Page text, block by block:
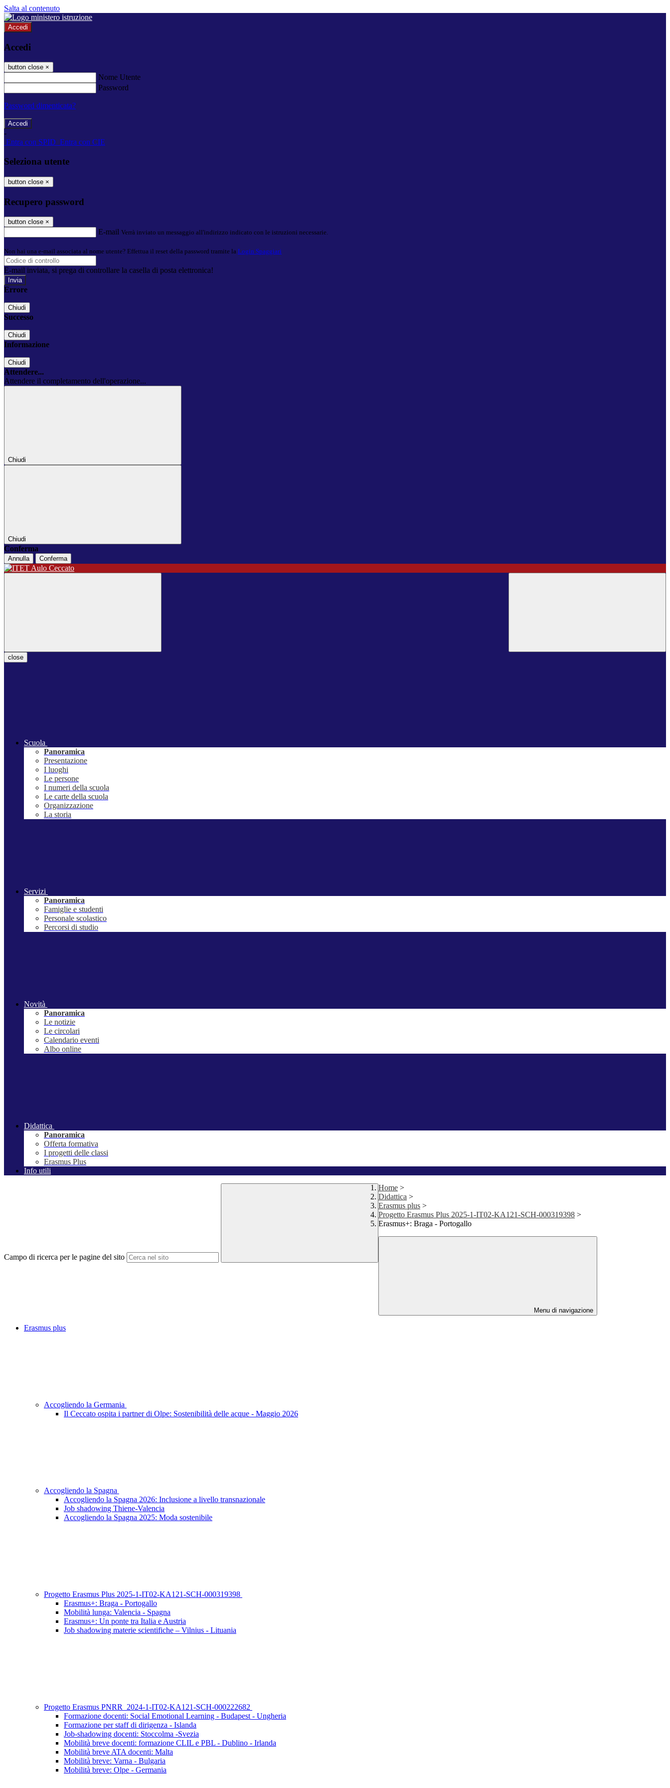
Salta al contenuto
Accedi
Accedi
button close ×
Nome Utente
Password
Password dimenticata?
-
Entra con SPID Entra con CIE
Seleziona utente
button close ×
Recupero password
button close ×
E-mail Verrà inviato un messaggio all'indirizzo indicato con le istruzioni necessarie.
Non hai una e-mail associata al nome utente? Effettua il reset della password tramite la Login Spaggiari
E-mail inviata, si prega di controllare la casella di posta elettronica!
Errore
Chiudi
Successo
Chiudi
Informazione
Chiudi
Attendere...
Attendere il completamento dell'operazione...
Chiudi
Chiudi
Conferma
Annulla Conferma
close
Scuola
Panoramica
Presentazione
I luoghi
Le persone
I numeri della scuola
Le carte della scuola
Organizzazione
La storia
Servizi
Panoramica
Famiglie e studenti
Personale scolastico
Percorsi di studio
Novità
Panoramica
Le notizie
Le circolari
Calendario eventi
Albo online
Didattica
Panoramica
Offerta formativa
I progetti delle classi
Erasmus Plus
Info utili
Campo di ricerca per le pagine del sito
Home >
Didattica >
Erasmus plus >
Progetto Erasmus Plus 2025-1-IT02-KA121-SCH-000319398 >
Erasmus+: Braga - Portogallo
Menu di navigazione
Erasmus plus
Accogliendo la Germania
Il Ceccato ospita i partner di Olpe: Sostenibilità delle acque - Maggio 2026
Accogliendo la Spagna
Accogliendo la Spagna 2026: Inclusione a livello transnazionale
Job shadowing Thiene-Valencia
Accogliendo la Spagna 2025: Moda sostenibile
Progetto Erasmus Plus 2025-1-IT02-KA121-SCH-000319398
Erasmus+: Braga - Portogallo
Mobilità lunga: Valencia - Spagna
Erasmus+: Un ponte tra Italia e Austria
Job shadowing materie scientifiche – Vilnius - Lituania
Progetto Erasmus PNRR_2024-1-IT02-KA121-SCH-000222682
Formazione docenti: Social Emotional Learning - Budapest - Ungheria
Formazione per staff di dirigenza - Islanda
Job-shadowing docenti: Stoccolma -Svezia
Mobilità breve docenti: formazione CLIL e PBL - Dublino - Irlanda
Mobilità breve ATA docenti: Malta
Mobilità breve: Varna - Bulgaria
Mobilità breve: Olpe - Germania